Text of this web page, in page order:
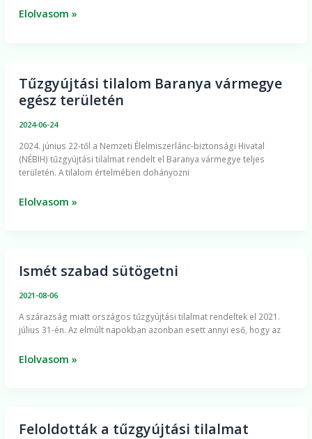
csapadékhiány
Elolvasom »
Tűzgyújtási tilalom Baranya vármegye
egész területén
2024-06-24
2024. június 22-től a Nemzeti Élelmiszerlánc-biztonsági Hivatal
(NÉBIH) tűzgyújtási tilalmat rendelt el Baranya vármegye teljes
területén. A tilalom értelmében dohányozni
Tűzgyújtási
tilalom
egész
területén
Elolvasom »
Ismét szabad sütögetni
2021-08-06
A szárazság miatt országos tűzgyújtási tilalmat rendeltek el 2021.
július 31-én. Az elmúlt napokban azonban esett annyi eső, hogy az
Ismét
Elolvasom »
Feloldották a tűzgyújtási tilalmat
Feloldották